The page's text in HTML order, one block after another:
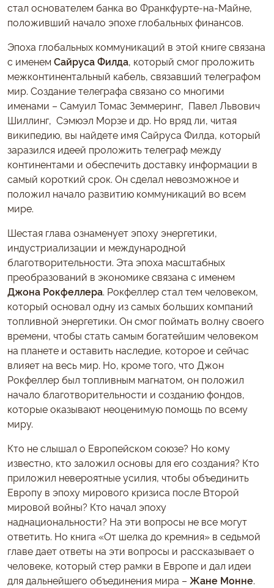
стал основателем банка во Франкфурте-на-Майне,
положивший начало эпохе глобальных финансов.
Эпоха глобальных коммуникаций в этой книге связана
с именем Сайруса Филда, который смог проложить
межконтинентальный кабель, связавший телеграфом
мир. Создание телеграфа связано со многими
именами – Самуил Томас Земмеринг, Павел Львович
Шиллинг, Сэмюэл Морзе и др. Но вряд ли, читая
википедию, вы найдете имя Сайруса Филда, который
заразился идеей проложить телеграф между
континентами и обеспечить доставку информации в
самый короткий срок. Он сделал невозможное и
положил начало развитию коммуникаций во всем
мире.
Шестая глава ознаменует эпоху энергетики,
индустриализации и международной
благотворительности. Эта эпоха масштабных
преобразований в экономике связана с именем
Джона Рокфеллера. Рокфеллер стал тем человеком,
который основал одну из самых больших компаний
топливной энергетики. Он смог поймать волну своего
времени, чтобы стать самым богатейшим человеком
на планете и оставить наследие, которое и сейчас
влияет на весь мир. Но, кроме того, что Джон
Рокфеллер был топливным магнатом, он положил
начало благотворительности и созданию фондов,
которые оказывают неоценимую помощь по всему
миру.
Кто не слышал о Европейском союзе? Но кому
известно, кто заложил основы для его создания? Кто
приложил невероятные усилия, чтобы объединить
Европу в эпоху мирового кризиса после Второй
мировой войны? Кто начал эпоху
наднациональности? На эти вопросы не все могут
ответить. Но книга «От шелка до кремния» в седьмой
главе дает ответы на эти вопросы и рассказывает о
человеке, который стер рамки в Европе и дал идеи
для дальнейшего объединения мира – Жане Монне.